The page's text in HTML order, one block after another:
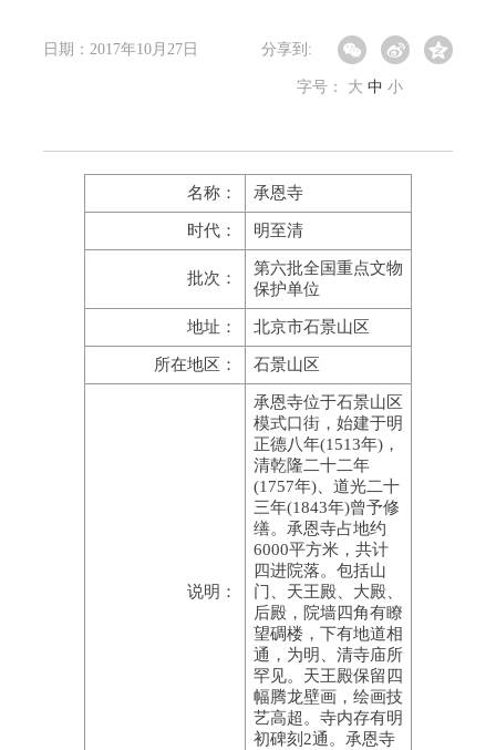
日期：2017年10月27日 分享到:
字号： 大 中 小
名称： 承恩寺
时代： 明至清
批次：
第六批全国重点文物
保护单位
地址： 北京市石景山区
所在地区： 石景山区
说明：
承恩寺位于石景山区
模式口街，始建于明
正德八年(1513年)，
清乾隆二十二年
(1757年)、道光二十
三年(1843年)曾予修
缮。承恩寺占地约
6000平方米，共计
四进院落。包括山
门、天王殿、大殿、
后殿，院墙四角有瞭
望碉楼，下有地道相
通，为明、清寺庙所
罕见。天王殿保留四
幅腾龙壁画，绘画技
艺高超。寺内存有明
初碑刻2通。承恩寺